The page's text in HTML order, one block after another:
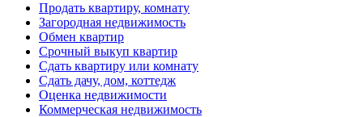
Продать квартиру, комнату
Загородная недвижимость
Обмен квартир
Срочный выкуп квартир
Сдать квартиру или комнату
Сдать дачу, дом, коттедж
Оценка недвижимости
Коммерческая недвижимость